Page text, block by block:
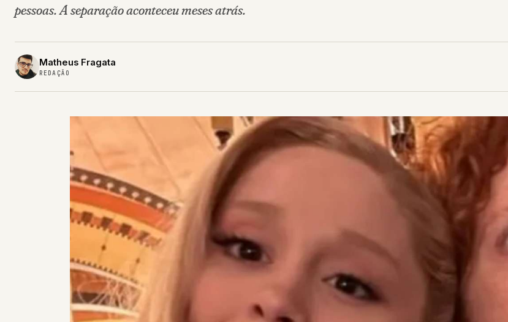
pessoas. A separação aconteceu meses atrás.
Matheus Fragata
REDAÇÃO